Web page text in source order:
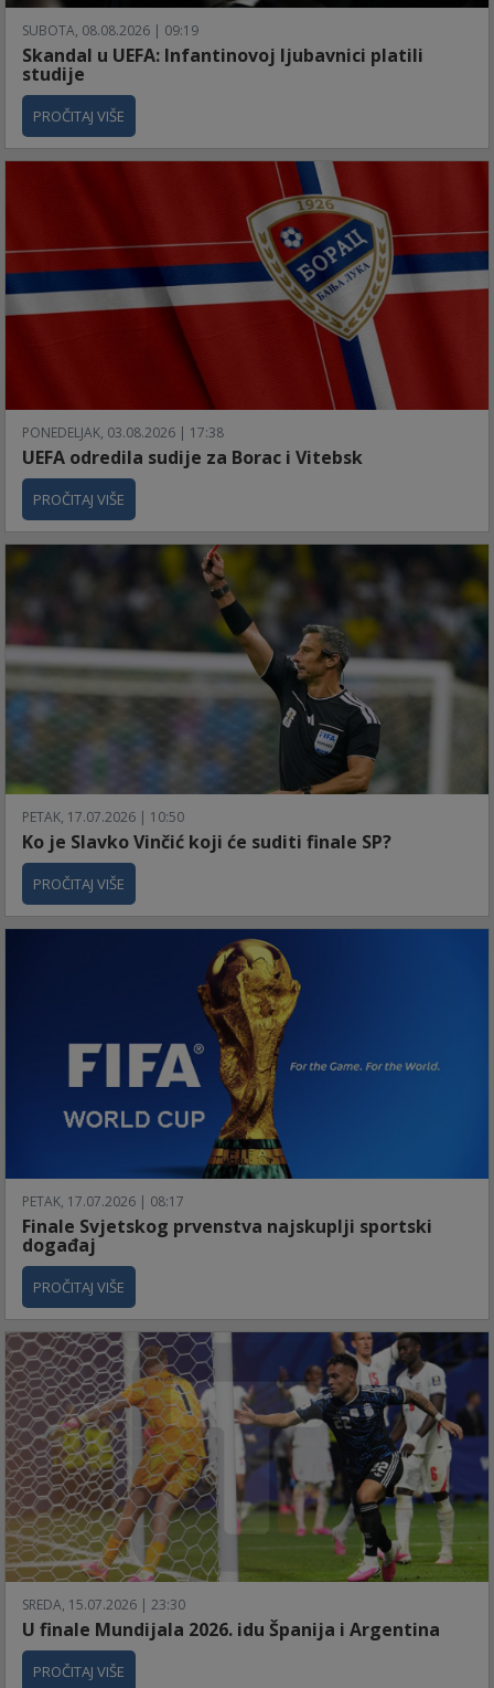
SUBOTA, 08.08.2026 | 09:19
Skandal u UEFA: Infantinovoj ljubavnici platili
studije
PROČITAJ VIŠE
PONEDELJAK, 03.08.2026 | 17:38
UEFA odredila sudije za Borac i Vitebsk
PROČITAJ VIŠE
PETAK, 17.07.2026 | 10:50
Ko je Slavko Vinčić koji će suditi finale SP?
PROČITAJ VIŠE
PETAK, 17.07.2026 | 08:17
Finale Svjetskog prvenstva najskuplji sportski
događaj
PROČITAJ VIŠE
SREDA, 15.07.2026 | 23:30
U finale Mundijala 2026. idu Španija i Argentina
PROČITAJ VIŠE